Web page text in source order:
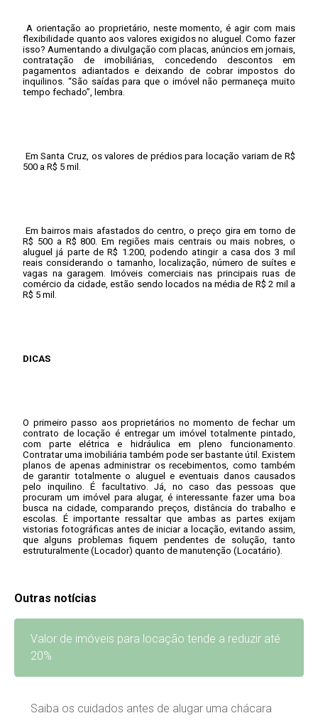
Outras notícias
Valor de imóveis para locação tende a reduzir até
20%
Saiba os cuidados antes de alugar uma chácara
A orientação ao proprietário, neste momento, é agir com mais
flexibilidade quanto aos valores exigidos no aluguel. Como fazer
isso? Aumentando a divulgação com placas, anúncios em jornais,
contratação de imobiliárias, concedendo descontos em
pagamentos adiantados e deixando de cobrar impostos do
inquilinos. “São saídas para que o imóvel não permaneça muito
tempo fechado”, lembra.
Em Santa Cruz, os valores de prédios para locação variam de R$
500 a R$ 5 mil.
Em bairros mais afastados do centro, o preço gira em torno de
R$ 500 a R$ 800. Em regiões mais centrais ou mais nobres, o
aluguel já parte de R$ 1.200, podendo atingir a casa dos 3 mil
reais considerando o tamanho, localização, número de suítes e
vagas na garagem. Imóveis comerciais nas principais ruas de
comércio da cidade, estão sendo locados na média de R$ 2 mil a
R$ 5 mil.
DICAS
O primeiro passo aos proprietários no momento de fechar um
contrato de locação é entregar um imóvel totalmente pintado,
com parte elétrica e hidráulica em pleno funcionamento.
Contratar uma imobiliária também pode ser bastante útil. Existem
planos de apenas administrar os recebimentos, como também
de garantir totalmente o aluguel e eventuais danos causados
pelo inquilino. É facultativo. Já, no caso das pessoas que
procuram um imóvel para alugar, é interessante fazer uma boa
busca na cidade, comparando preços, distância do trabalho e
escolas. É importante ressaltar que ambas as partes exijam
vistorias fotográficas antes de iniciar a locação, evitando assim,
que alguns problemas fiquem pendentes de solução, tanto
estruturalmente (Locador) quanto de manutenção (Locatário).